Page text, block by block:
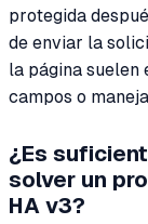
protegida
de enviar la
la página suelen
campos o
¿Es
solver un
HA v3?